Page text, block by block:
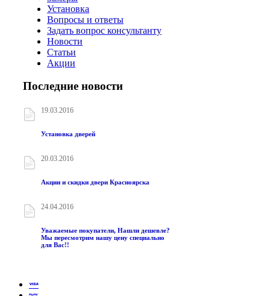
Установка
Вопросы и ответы
Задать вопрос консультанту
Новости
Статьи
Акции
Последние новости
19.03.2016
Установка дверей
20.03.2016
Акции и скидки двери Красноярска
24.04.2016
Уважаемые покупатели, Нашли дешевле?
Мы пересмотрим нашу цену специально
для Вас!!